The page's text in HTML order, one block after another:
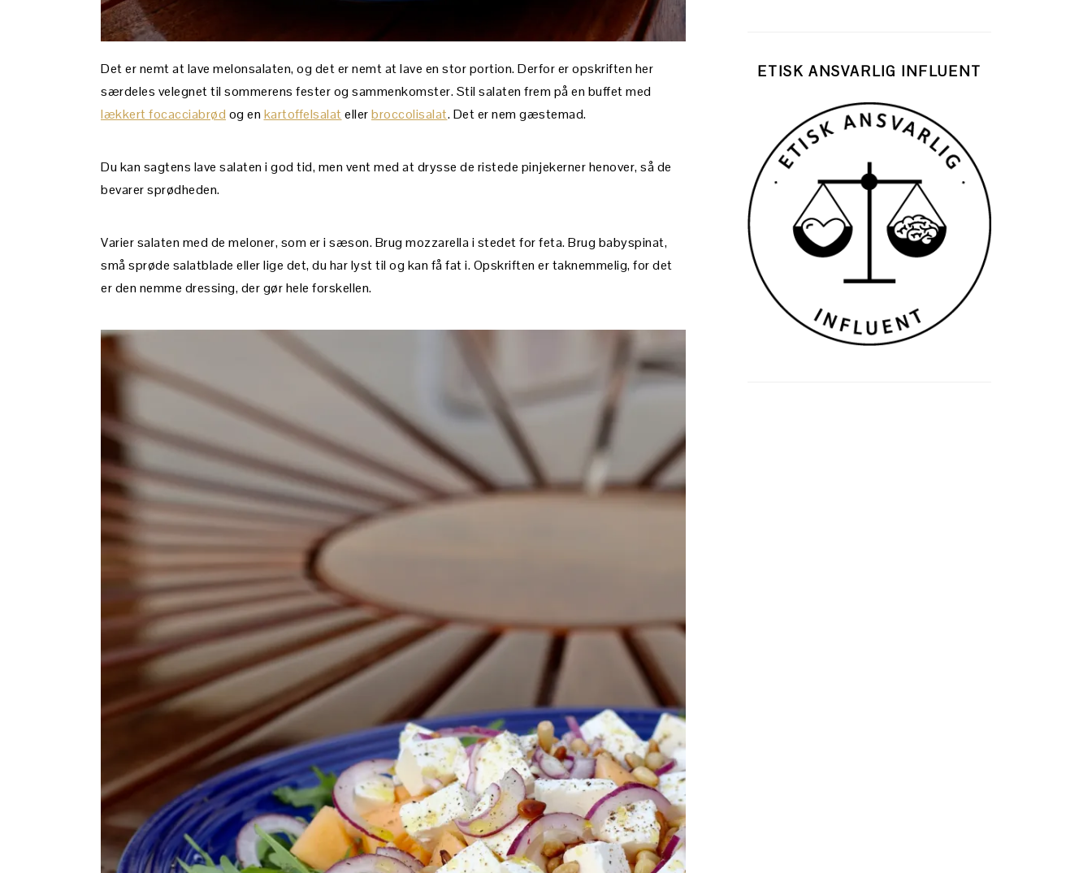
Det er nemt at lave melonsalaten, og det er nemt at lave en stor portion. Derfor er opskriften her
særdeles velegnet til sommerens fester og sammenkomster. Stil salaten frem på en buffet med
lækkert focacciabrød og en kartoffelsalatellerbroccolisalat. Det er nem gæstemad.
Du kan sagtens lave salaten i god tid, men vent med at drysse de ristede pinjekerner henover, så de
bevarer sprødheden.
Varier salaten med de meloner, som er i sæson. Brug mozzarella i stedet for feta. Brug babyspinat,
små sprøde salatblade eller lige det, du har lyst til og kan få fat i. Opskriften er taknemmelig, for det
er den nemme dressing, der gør hele forskellen.
ETISK ANSVARLIG INFLUENT